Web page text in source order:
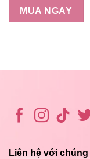
MUA NGAY
Liên hệ với